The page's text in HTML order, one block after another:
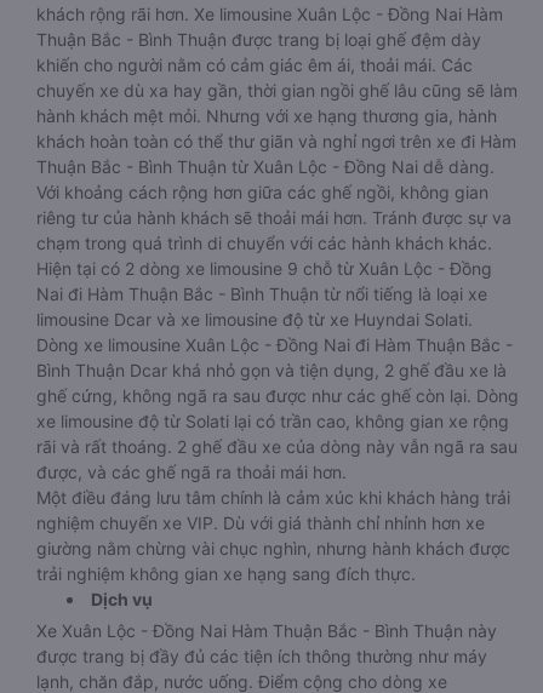
khách rộng rãi hơn. Xe limousine Xuân Lộc - Đồng Nai Hàm
Thuận Bắc - Bình Thuận được trang bị loại ghế đệm dày
khiến cho người nằm có cảm giác êm ái, thoải mái. Các
chuyến xe dù xa hay gần, thời gian ngồi ghế lâu cũng sẽ làm
hành khách mệt mỏi. Nhưng với xe hạng thương gia, hành
khách hoàn toàn có thể thư giãn và nghỉ ngơi trên xe đi Hàm
Thuận Bắc - Bình Thuận từ Xuân Lộc - Đồng Nai dễ dàng.
Với khoảng cách rộng hơn giữa các ghế ngồi, không gian
riêng tư của hành khách sẽ thoải mái hơn. Tránh được sự va
chạm trong quá trình di chuyển với các hành khách khác.
Hiện tại có 2 dòng xe limousine 9 chỗ từ Xuân Lộc - Đồng
Nai đi Hàm Thuận Bắc - Bình Thuận từ nổi tiếng là loại xe
limousine Dcar và xe limousine độ từ xe Huyndai Solati.
Dòng xe limousine Xuân Lộc - Đồng Nai đi Hàm Thuận Bắc -
Bình Thuận Dcar khá nhỏ gọn và tiện dụng, 2 ghế đầu xe là
ghế cứng, không ngã ra sau được như các ghế còn lại. Dòng
xe limousine độ từ Solati lại có trần cao, không gian xe rộng
rãi và rất thoáng. 2 ghế đầu xe của dòng này vẫn ngã ra sau
được, và các ghế ngã ra thoải mái hơn.
Một điều đáng lưu tâm chính là cảm xúc khi khách hàng trải
nghiệm chuyến xe VIP. Dù với giá thành chỉ nhỉnh hơn xe
giường nằm chừng vài chục nghìn, nhưng hành khách được
trải nghiệm không gian xe hạng sang đích thực.
Dịch vụ
Xe Xuân Lộc - Đồng Nai Hàm Thuận Bắc - Bình Thuận này
được trang bị đầy đủ các tiện ích thông thường như máy
lạnh, chăn đắp, nước uống. Điểm cộng cho dòng xe